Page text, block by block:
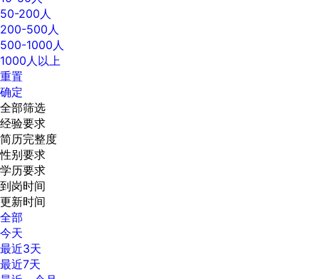
50-200人
200-500人
500-1000人
1000人以上
重置
确定
全部筛选
经验要求
简历完整度
性别要求
学历要求
到岗时间
更新时间
全部
今天
最近3天
最近7天